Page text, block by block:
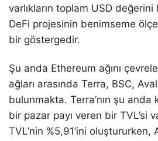
varlıkların toplam USD
DeFi projesinin benimseme
bir göstergedir.
Şu anda Ethereum ağını
ağları arasında Terra, BSC,
bulunmakta. Terra’nın şu anda
bir pazar payı veren bir TVL’si
TVL’nin %5,91’ini oluştururken,